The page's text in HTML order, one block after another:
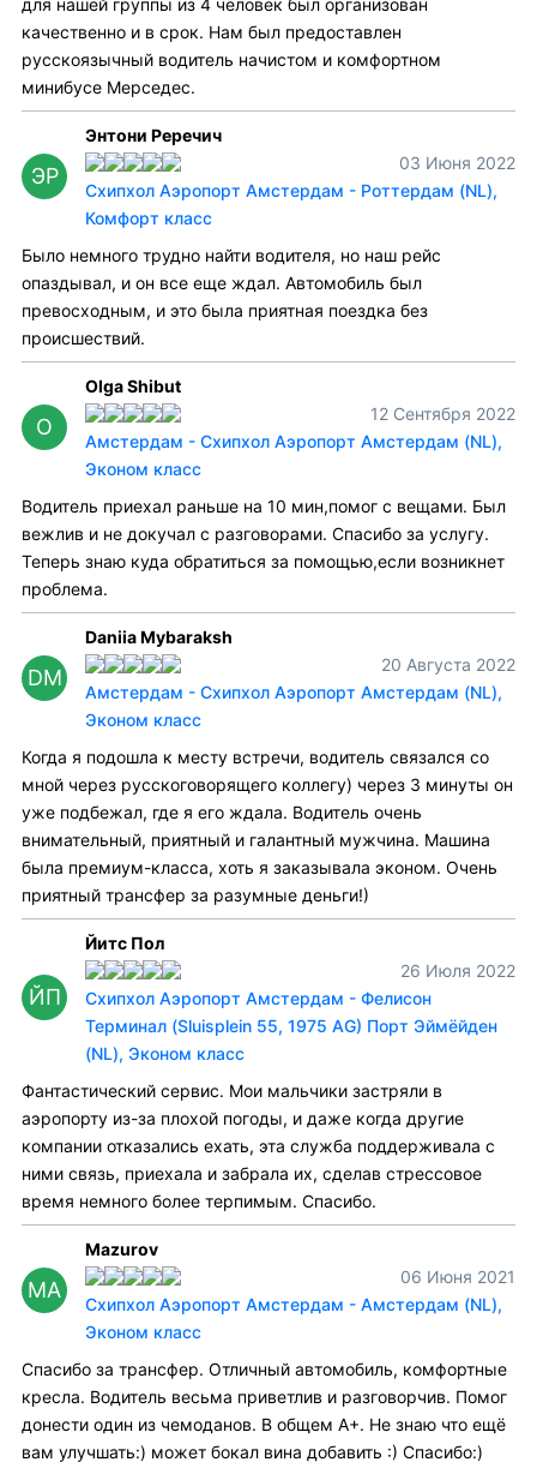
качественно и в срок. Нам был предоставлен
русскоязычный водитель начистом и комфортном
минибусе Мерседес.
ЭР
Энтони Реречич
03 Июня 2022
Схипхол Аэропорт Амстердам - Роттердам (NL),
Комфорт класс
Было немного трудно найти водителя, но наш рейс
опаздывал, и он все еще ждал. Автомобиль был
превосходным, и это была приятная поездка без
происшествий.
O
Olga Shibut
12 Сентября 2022
Амстердам - Схипхол Аэропорт Амстердам (NL),
Эконом класс
Водитель приехал раньше на 10 мин,помог с вещами. Был
вежлив и не докучал с разговорами. Спасибо за услугу.
Теперь знаю куда обратиться за помощью,если возникнет
проблема.
DM
Daniia Mybaraksh
20 Августа 2022
Амстердам - Схипхол Аэропорт Амстердам (NL),
Эконом класс
Когда я подошла к месту встречи, водитель связался со
мной через русскоговорящего коллегу) через 3 минуты он
уже подбежал, где я его ждала. Водитель очень
внимательный, приятный и галантный мужчина. Машина
была премиум-класса, хоть я заказывала эконом. Очень
приятный трансфер за разумные деньги!)
ЙП
Йитс Пол
26 Июля 2022
Схипхол Аэропорт Амстердам - Фелисон
Терминал (Sluisplein 55, 1975 AG) Порт Эймёйден
(NL), Эконом класс
Фантастический сервис. Мои мальчики застряли в
аэропорту из-за плохой погоды, и даже когда другие
компании отказались ехать, эта служба поддерживала с
ними связь, приехала и забрала их, сделав стрессовое
время немного более терпимым. Спасибо.
MA
Mazurov
06 Июня 2021
Схипхол Аэропорт Амстердам - Амстердам (NL),
Эконом класс
Спасибо за трансфер. Отличный автомобиль, комфортные
кресла. Водитель весьма приветлив и разговорчив. Помог
донести один из чемоданов. В общем А+. Не знаю что ещё
вам улучшать:) может бокал вина добавить :) Спасибо:)